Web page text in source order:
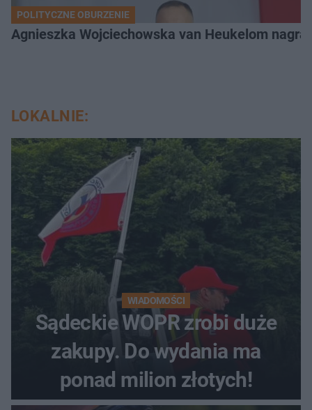
POLITYCZNE OBURZENIE
Agnieszka Wojciechowska van Heukelom
LOKALNIE:
WIADOMOŚCI
Sądeckie WOPR zrobi duże
zakupy. Do wydania ma
ponad milion złotych!